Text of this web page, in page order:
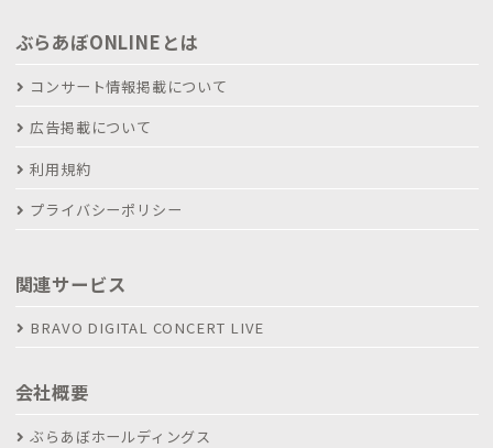
ぶらあぼONLINEとは
コンサート情報掲載について
広告掲載について
利用規約
プライバシーポリシー
関連サービス
BRAVO DIGITAL CONCERT LIVE
会社概要
ぶらあぼホールディングス